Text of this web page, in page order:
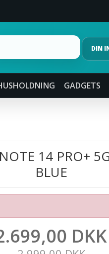
DIN
GADGETS
14 PRO+
BLUE
DKK